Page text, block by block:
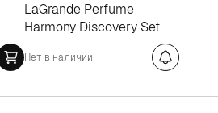
LaGrande Perfume
Harmony Discovery Set
Нет в наличии